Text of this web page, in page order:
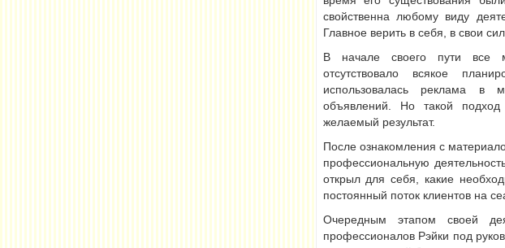
свойственна любому виду
Главное верить в себя, в свои
В начале своего пути все
отсутствовало всякое
использовалась реклама в
объявлений. Но такой
желаемый результат.
После ознакомления с
профессиональную
открыл для себя, какие
постоянный поток клиентов на
Очередным этапом своей
профессионалов Рэйки под